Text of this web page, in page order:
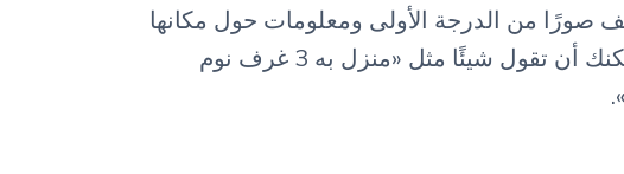
من الدرجة الأولى ومعلومات حول مكانها
والنقاط الرئيسية مثل عدد الوحدات التي تحتوي عليها وكبرها والإضافات التي تأتي معها. يمكنك أن تقول شيئًا مثل «منزل به 3 غرف نوم